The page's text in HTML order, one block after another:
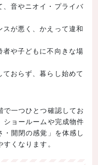
音やニオイ・プライバ
が悪く、かえって違和
や子どもに不向きな場
おらず、暮らし始めて
で一つひとつ確認してお
ショールームや完成物件
開閉の感覚」を体感し
くなります。